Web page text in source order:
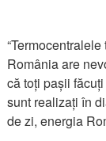
România are
că toți pașii
sunt realizați în
de zi, energia